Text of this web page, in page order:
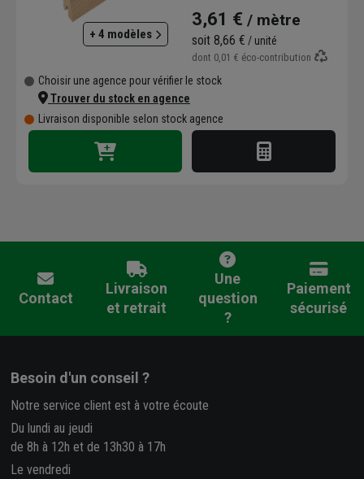
+ 4 modèles
3,61 € / mètre
soit 8,66 € / unité
dont 0,01 € éco-contribution
Choisir une agence pour vérifier le stock
Trouver du stock en agence
Livraison disponible selon stock agence
Contact
Livraison
et retrait
Une
question
?
Paiement
sécurisé
Besoin d'un conseil ?
Notre service client est à votre écoute
Du lundi au jeudi
de 8h à 12h et de 13h30 à 17h
Le vendredi